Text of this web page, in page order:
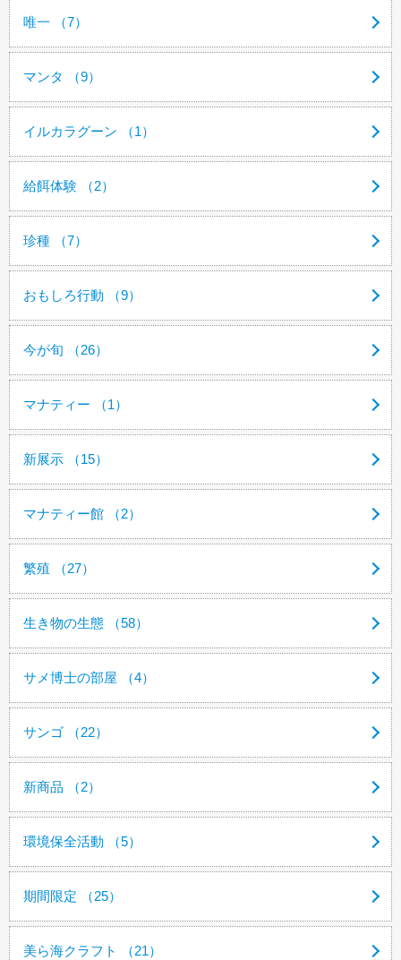
唯一 （7）
マンタ （9）
イルカラグーン （1）
給餌体験 （2）
珍種 （7）
おもしろ行動 （9）
今が旬 （26）
マナティー （1）
新展示 （15）
マナティー館 （2）
繁殖 （27）
生き物の生態 （58）
サメ博士の部屋 （4）
サンゴ （22）
新商品 （2）
環境保全活動 （5）
期間限定 （25）
美ら海クラフト （21）